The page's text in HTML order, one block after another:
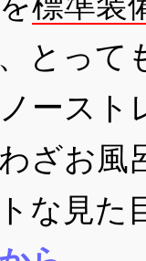
とって
ースト
ざお風
な見